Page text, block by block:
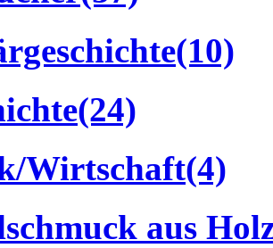
(10)
(24)
Wirtschaft(4)
aus